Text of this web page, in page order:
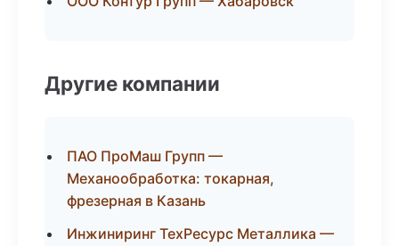
Другие компании
ПАО ПроМаш Групп —
Механообработка: токарная,
фрезерная в Казань
Инжиниринг ТехРесурс Металлика —